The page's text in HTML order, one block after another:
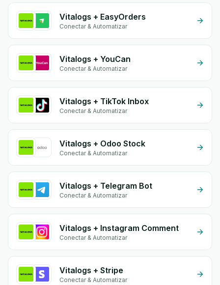
Vitalogs + EasyOrders
Conectar & Automatizar
Vitalogs + YouCan
Conectar & Automatizar
Vitalogs + TikTok Inbox
Conectar & Automatizar
Vitalogs + Odoo Stock
Conectar & Automatizar
Vitalogs + Telegram Bot
Conectar & Automatizar
Vitalogs + Instagram Comment
Conectar & Automatizar
Vitalogs + Stripe
Conectar & Automatizar